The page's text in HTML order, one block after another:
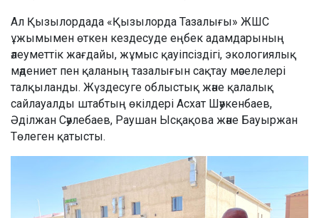
Ал Қызылордада «Қызылорда Тазалығы» ЖШС
ұжымымен өткен кездесуде еңбек адамдарының
әлеуметтік жағдайы, жұмыс қауіпсіздігі, экологиялық
мәдениет пен қаланың тазалығын сақтау мәселелері
талқыланды. Жүздесуге облыстық және қалалық
сайлауалды штабтың өкілдері Асхат Шәукенбаев,
Әділжан Сәулебаев, Раушан Ысқақова және Бауыржан
Төлеген қатысты.